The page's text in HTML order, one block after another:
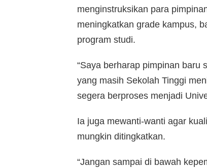
menginstruksikan para
meningkatkan grade kampus,
program studi.
“Saya berharap pimpinan baru
yang masih Sekolah Tinggi
segera berproses menjadi
Ia juga mewanti-wanti agar
mungkin ditingkatkan.
“Jangan sampai di bawah